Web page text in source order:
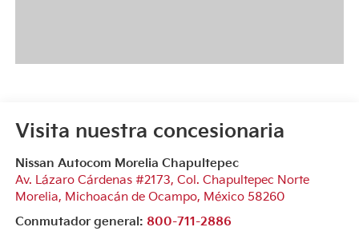
Visita nuestra concesionaria
Nissan Autocom Morelia Chapultepec
Av. Lázaro Cárdenas #2173, Col. Chapultepec Norte
Morelia, Michoacán de Ocampo, México 58260
Conmutador general: 800-711-2886